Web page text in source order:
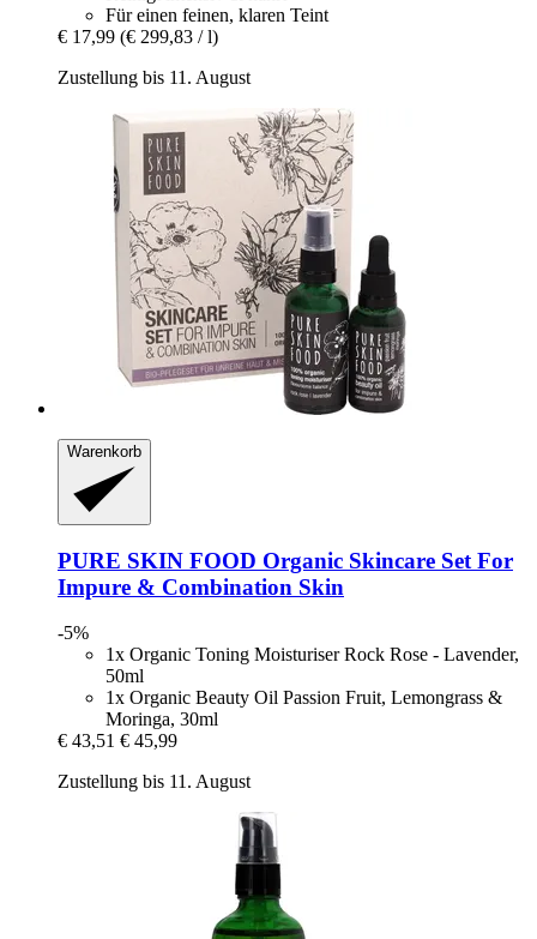
Für einen feinen, klaren Teint
€ 17,99 (€ 299,83 / l)
Zustellung bis 11. August
Warenkorb
PURE SKIN FOOD Organic Skincare Set For
Impure & Combination Skin
-5%
1x Organic Toning Moisturiser Rock Rose - Lavender,
50ml
1x Organic Beauty Oil Passion Fruit, Lemongrass &
Moringa, 30ml
€ 43,51 € 45,99
Zustellung bis 11. August